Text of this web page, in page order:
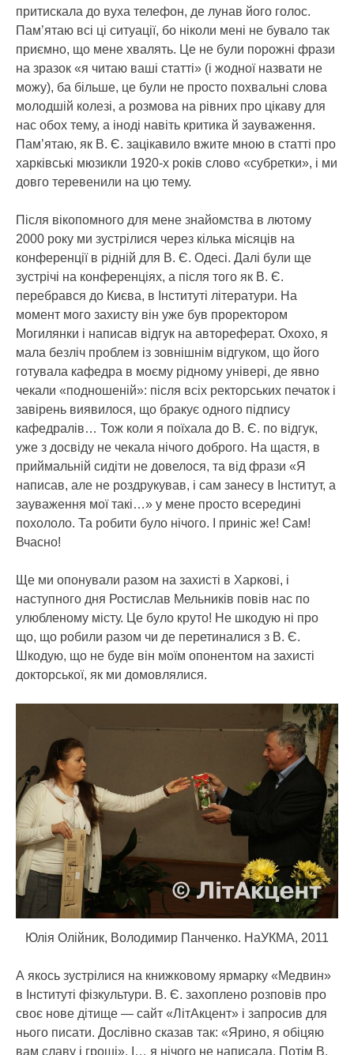
притискала до вуха телефон, де лунав його голос.
Пам’ятаю всі ці ситуації, бо ніколи мені не бувало так
приємно, що мене хвалять. Це не були порожні фрази
на зразок «я читаю ваші статті» (і жодної назвати не
можу), ба більше, це були не просто похвальні слова
молодшій колезі, а розмова на рівних про цікаву для
нас обох тему, а іноді навіть критика й зауваження.
Пам’ятаю, як В. Є. зацікавило вжите мною в статті про
харківські мюзикли 1920-х років слово «субретки», і ми
довго теревенили на цю тему.
Після вікопомного для мене знайомства в лютому
2000 року ми зустрілися через кілька місяців на
конференції в рідній для В. Є. Одесі. Далі були ще
зустрічі на конференціях, а після того як В. Є.
перебрався до Києва, в Інституті літератури. На
момент мого захисту він уже був проректором
Могилянки і написав відгук на автореферат. Охохо, я
мала безліч проблем із зовнішнім відгуком, що його
готувала кафедра в моєму рідному універі, де явно
чекали «подношеній»: після всіх ректорських печаток і
завірень виявилося, що бракує одного підпису
кафедралів… Тож коли я поїхала до В. Є. по відгук,
уже з досвіду не чекала нічого доброго. На щастя, в
приймальній сидіти не довелося, та від фрази «Я
написав, але не роздрукував, і сам занесу в Інститут, а
зауваження мої такі…» у мене просто всередині
похололо. Та робити було нічого. І приніс же! Сам!
Вчасно!
Ще ми опонували разом на захисті в Харкові, і
наступного дня Ростислав Мельників повів нас по
улюбленому місту. Це було круто! Не шкодую ні про
що, що робили разом чи де перетиналися з В. Є.
Шкодую, що не буде він моїм опонентом на захисті
докторської, як ми домовлялися.
Юлія Олійник, Володимир Панченко. НаУКМА, 2011
А якось зустрілися на книжковому ярмарку «Медвин»
в Інституті фізкультури. В. Є. захоплено розповів про
своє нове дітище — сайт «ЛітАкцент» і запросив для
нього писати. Дослівно сказав так: «Ярино, я обіцяю
вам славу і гроші». І… я нічого не написала. Потім В.